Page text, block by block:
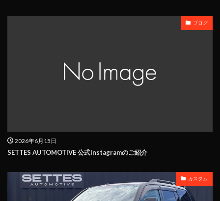
ブログ
2026年6月15日
SETTES AUTOMOTIVE 公式Instagramのご紹介
カスタム